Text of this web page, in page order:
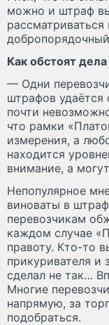
можно и штраф
Как обстоят
— Одни
штрафов
почти
что рамки
измерения, а
находится
внимание, а
Непопулярное
виноваты в
перевозчикам
каждом случае
правоту. Кто-то
прикуривателя и
сделал не так…
Многие
напрямую, за
подобраться.